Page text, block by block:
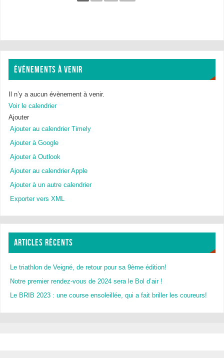
ÉVÉNEMENTS À VENIR
Il n’y a aucun évènement à venir.
Voir le calendrier
Ajouter
Ajouter au calendrier Timely
Ajouter à Google
Ajouter à Outlook
Ajouter au calendrier Apple
Ajouter à un autre calendrier
Exporter vers XML
ARTICLES RÉCENTS
Le triathlon de Veigné, de retour pour sa 9ème édition!
Notre premier rendez-vous de 2024 sera le Bol d’air !
Le BRIB 2023 : une course ensoleillée, qui a fait briller les coureurs!